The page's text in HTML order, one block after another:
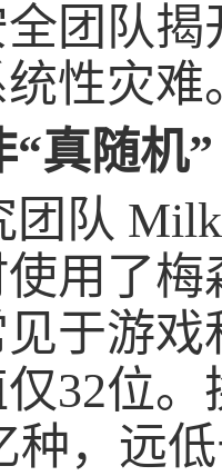
全团队
性灾难
真随机”
团队
用了梅
于游戏
32位
种，远